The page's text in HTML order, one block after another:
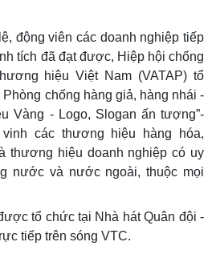
động viên các doanh nghiệp tiếp
tích đã đạt được, Hiệp hội chống
hiệu Việt Nam (VATAP) tổ
chống hàng giả, hàng nhái -
Vàng - Logo, Slogan ấn tượng”-
các thương hiệu hàng hóa,
thương hiệu doanh nghiệp có uy
nước và nước ngoài, thuộc mọi
tổ chức tại Nhà hát Quân đội -
tiếp trên sóng VTC.